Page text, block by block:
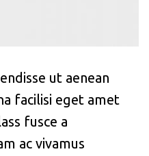
ut aenean
facilisi eget amet
fusce a
ac vivamus